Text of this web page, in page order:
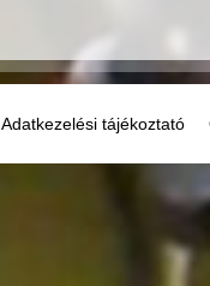
Adatkezelési tájékoztató